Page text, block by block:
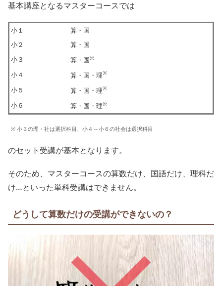
基本講座となるマスターコースでは
小１
算・国
小２
算・国
小３
算・国※
小４ 算・国・理※
小５ 算・国・理※
小６ 算・国・理※
※ 小３の理・社は選択科目、小４～小６の社会は選択科目
のセット受講が基本となります。
そのため、マスターコースの算数だけ、国語だけ、理科だ
け…といった単科受講はできません。
どうして算数だけの受講ができないの？